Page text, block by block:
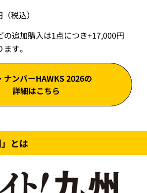
税込）
の追加購入は1点につき+17,000円
す。
ナンバーHAWKS 2026の
詳細はこちら
」とは